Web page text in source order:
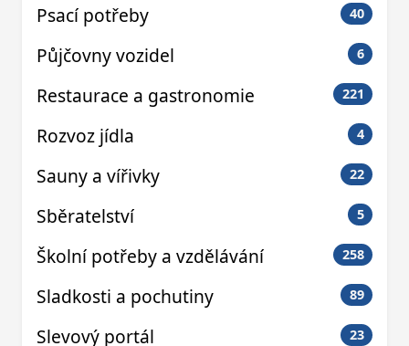
Psací potřeby 40
Půjčovny vozidel 6
Restaurace a gastronomie 221
Rozvoz jídla 4
Sauny a vířivky 22
Sběratelství 5
Školní potřeby a vzdělávání 258
Sladkosti a pochutiny 89
Slevový portál 23